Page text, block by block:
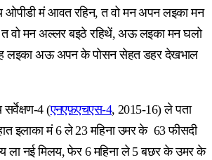
ओपीडी मं आवत रहिन, त वो मन अपन लइका मन
मन अल्लर बइठे रहिथें, अऊ लइका मन घलो
लइका अऊ अपन के पोसन सेहत डहर देखभाल
सर्वेक्षण-4 (एनएफ़एचएस-4, 2015-16) ले पता
इलाका मं 6 ले 23 महिना उमर के 63 फीसदी
ला नई मिलय, फेर 6 महिना ले 5 बछर के उमर के